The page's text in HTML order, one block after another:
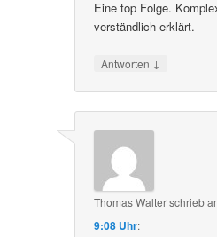
Eine top Folge.
verständlich erklärt.
Antworten ↓
Thomas Walterschrieb
9:08 Uhr: